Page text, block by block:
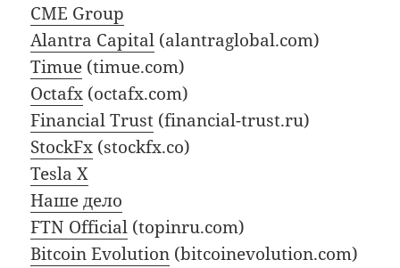
CME Group
Alantra Capital (alantraglobal.com)
Timue (timue.com)
Octafx (octafx.com)
Financial Trust (financial-trust.ru)
StockFx (stockfx.co)
Tesla X
Наше дело
FTN Official (topinru.com)
Bitcoin Evolution (bitcoinevolution.com)